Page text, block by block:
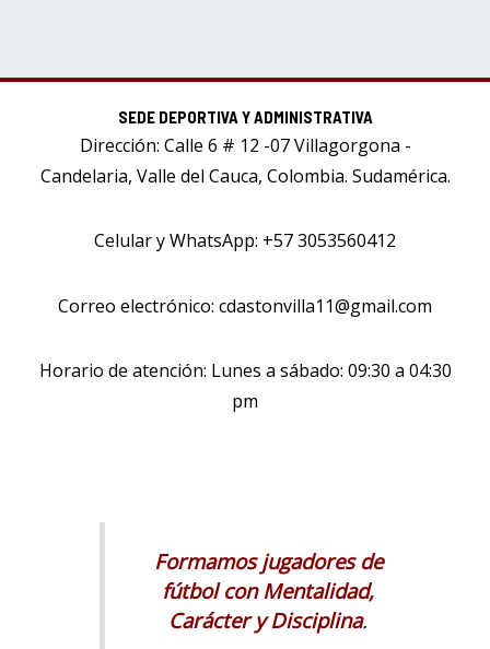
SEDE DEPORTIVA Y ADMINISTRATIVA
Dirección: Calle 6 # 12 -07 Villagorgona -
Candelaria, Valle del Cauca, Colombia. Sudamérica.
Celular y WhatsApp: +57 3053560412
Correo electrónico: cdastonvilla11@gmail.com
Horario de atención: Lunes a sábado: 09:30 a 04:30
pm
Formamos jugadores de
fútbol con Mentalidad,
Carácter y Disciplina.